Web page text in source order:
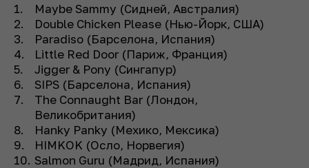
Maybe Sammy (Сидней, Австралия)
Double Chicken Please (Нью-Йорк, США)
Paradiso (Барселона, Испания)
Little Red Door (Париж, Франция)
Jigger & Pony (Сингапур)
SIPS (Барселона, Испания)
The Connaught Bar (Лондон,
Великобритания)
Hanky Panky (Мехико, Мексика)
HIMKOK (Осло, Норвегия)
Salmon Guru (Мадрид, Испания)